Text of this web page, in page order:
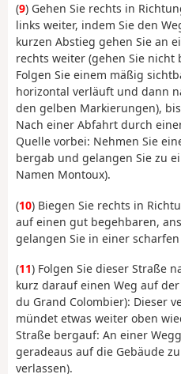
(9) Gehen Sie rechts in
links weiter, indem Sie den
kurzen Abstieg gehen Sie an
rechts weiter (gehen Sie
Folgen Sie einem mäßig
horizontal verläuft und dann
den gelben Markierungen),
Nach einer Abfahrt durch
Quelle vorbei: Nehmen Sie
bergab und gelangen Sie zu
Namen Montoux).
(10) Biegen Sie rechts in
auf einen gut begehbaren,
gelangen Sie in einer
(11) Folgen Sie dieser Straße
kurz darauf einen Weg auf
du Grand Colombier): Dieser
mündet etwas weiter oben
Straße bergauf: An einer
geradeaus auf die Gebäude
verlassen).